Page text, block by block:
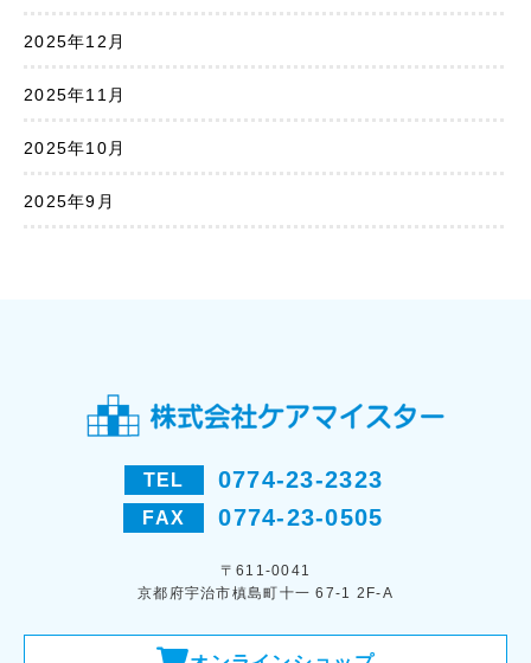
2025年12月
2025年11月
2025年10月
2025年9月
TEL 0774-23-2323
FAX 0774-23-0505
〒611-0041
京都府宇治市槙島町十一 67-1 2F-A